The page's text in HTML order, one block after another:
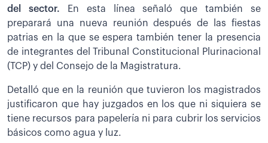
del sector. En esta línea señaló que también se
preparará una nueva reunión después de las fiestas
patrias en la que se espera también tener la presencia
de integrantes del Tribunal Constitucional Plurinacional
(TCP) y del Consejo de la Magistratura.
Detalló que en la reunión que tuvieron los magistrados
justificaron que hay juzgados en los que ni siquiera se
tiene recursos para papelería ni para cubrir los servicios
básicos como agua y luz.